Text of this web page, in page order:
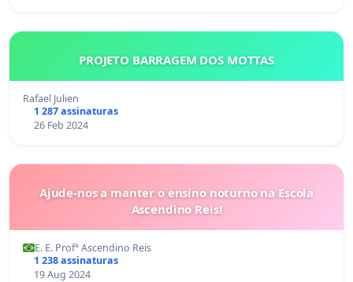
PROJETO BARRAGEM DOS MOTTAS
Rafael Julien
1 287 assinaturas
26 Feb 2024
Ajude-nos a manter o ensino noturno na Escola
Ascendino Reis!
E. E. Prof° Ascendino Reis
1 238 assinaturas
19 Aug 2024